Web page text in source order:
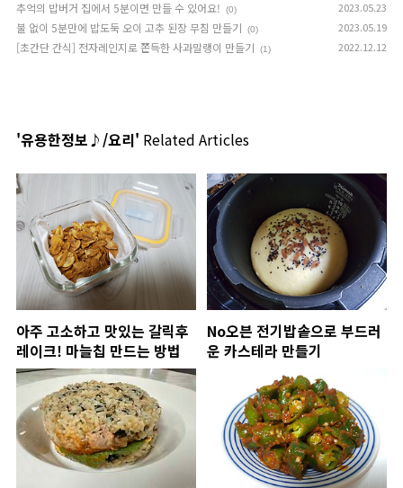
추억의 밥버거 집에서 5분이면 만들 수 있어요! (0) 2023.05.23
불 없이 5분만에 밥도둑 오이 고추 된장 무침 만들기 (0) 2023.05.19
[초간단 간식] 전자레인지로 쫀득한 사과말랭이 만들기 (1) 2022.12.12
'유용한정보♪/요리' Related Articles
아주 고소하고 맛있는 갈릭후
레이크! 마늘칩 만드는 방법
No오븐 전기밥솥으로 부드러
운 카스테라 만들기